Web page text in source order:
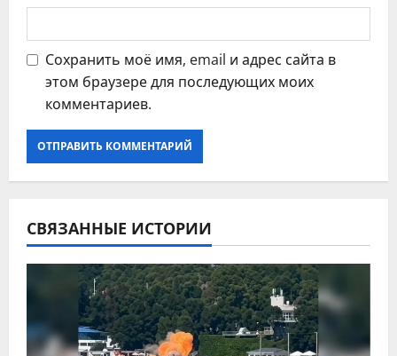
Сохранить моё имя, email и адрес сайта в
этом браузере для последующих моих
комментариев.
СВЯЗАННЫЕ ИСТОРИИ